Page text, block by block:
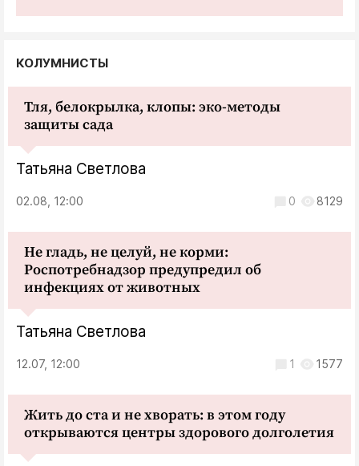
КОЛУМНИСТЫ
Тля, белокрылка, клопы: эко-методы
защиты сада
Татьяна Светлова
02.08, 12:00 0 8129
Не гладь, не целуй, не корми:
Роспотребнадзор предупредил об
инфекциях от животных
Татьяна Светлова
12.07, 12:00 1 1577
Жить до ста и не хворать: в этом году
открываются центры здорового долголетия